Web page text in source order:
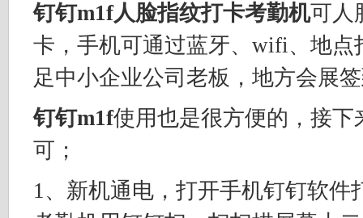
钉钉m1f人脸指纹打卡考勤机可人
卡，手机可通过蓝牙、wifi、地点
足中小企业公司老板，地方会展
钉钉m1f使用也是很方便的，接
可；
1、新机通电，打开手机钉钉软件